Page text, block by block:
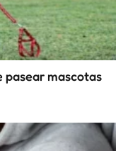
pasear mascotas